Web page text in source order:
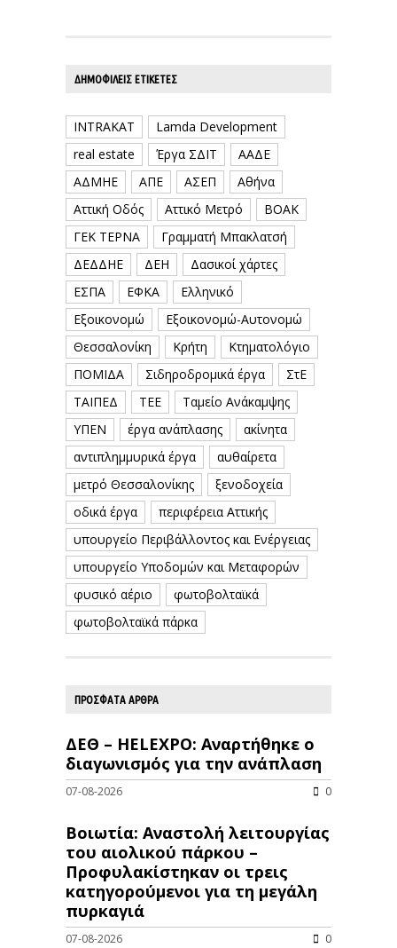
ΔΗΜΟΦΙΛΕΊΣ ΕΤΙΚΈΤΕΣ
INTRAKAT
Lamda Development
real estate
Έργα ΣΔΙΤ
ΑΑΔΕ
ΑΔΜΗΕ
ΑΠΕ ΑΣΕΠ
Αθήνα
Αττική Οδός
Αττικό Μετρό
ΒΟΑΚ
ΓΕΚ ΤΕΡΝΑ
Γραμματή Μπακλατσή
ΔΕΔΔΗΕ
ΔΕΗ
Δασικοί χάρτες
ΕΣΠΑ
ΕΦΚΑ
Ελληνικό
Εξοικονομώ
Εξοικονομώ-Αυτονομώ
Θεσσαλονίκη
Κρήτη
Κτηματολόγιο
ΠΟΜΙΔΑ
Σιδηροδρομικά έργα
ΣτΕ
ΤΑΙΠΕΔ
ΤΕΕ
Ταμείο Ανάκαμψης
ΥΠΕΝ
έργα ανάπλασης
ακίνητα
αντιπλημμυρικά έργα
αυθαίρετα
μετρό Θεσσαλονίκης
ξενοδοχεία
οδικά έργα
περιφέρεια Αττικής
υπουργείο Περιβάλλοντος και Ενέργειας
υπουργείο Υποδομών και Μεταφορών
φυσικό αέριο
φωτοβολταϊκά
φωτοβολταϊκά πάρκα
ΠΡΟΣΦΑΤΑ ΑΡΘΡΑ
ΔΕΘ – HELEXPO: Αναρτήθηκε ο
διαγωνισμός για την ανάπλαση
07-08-2026 0
Βοιωτία: Αναστολή λειτουργίας
του αιολικού πάρκου –
Προφυλακίστηκαν οι τρεις
κατηγορούμενοι για τη μεγάλη
πυρκαγιά
07-08-2026 0